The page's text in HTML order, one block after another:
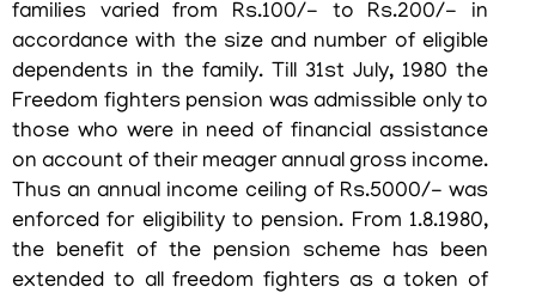
families varied from Rs.100/- to Rs.200/- in
accordance with the size and number of eligible
dependents in the family. Till 31st July, 1980 the
Freedom fighters pension was admissible only to
those who were in need of financial assistance
on account of their meager annual gross income.
Thus an annual income ceiling of Rs.5000/- was
enforced for eligibility to pension. From 1.8.1980,
the benefit of the pension scheme has been
extended to all freedom fighters as a token of